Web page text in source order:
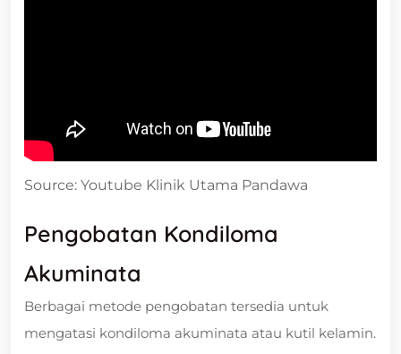
Source: Youtube Klinik Utama Pandawa
Pengobatan Kondiloma
Akuminata
Berbagai metode pengobatan tersedia untuk
mengatasi kondiloma akuminata atau kutil kelamin.